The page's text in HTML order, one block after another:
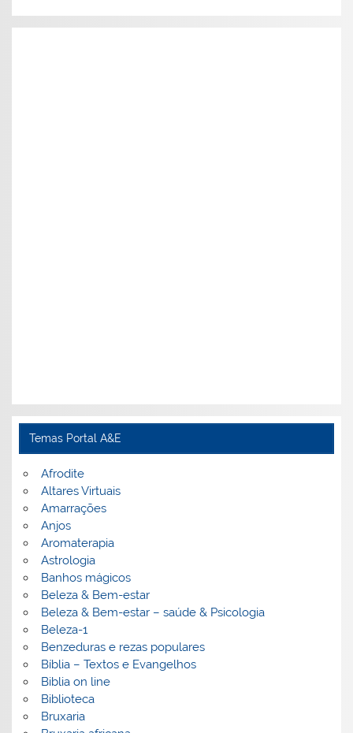
Temas Portal A&E
Afrodite
Altares Virtuais
Amarrações
Anjos
Aromaterapia
Astrologia
Banhos mágicos
Beleza & Bem-estar
Beleza & Bem-estar – saúde & Psicologia
Beleza-1
Benzeduras e rezas populares
Bíblia – Textos e Evangelhos
Biblia on line
Biblioteca
Bruxaria